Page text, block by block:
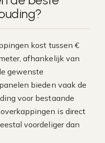
kost tussen €
afhankelijk van
gewenste
bieden vaak de
voor bestaande
is direct
voordeliger dan